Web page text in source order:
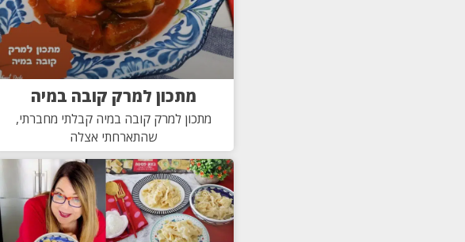
מתכון למרק קובה במיה
מתכון למרק קובה במיה קבלתי מחברתי,
שהתארחתי אצלה